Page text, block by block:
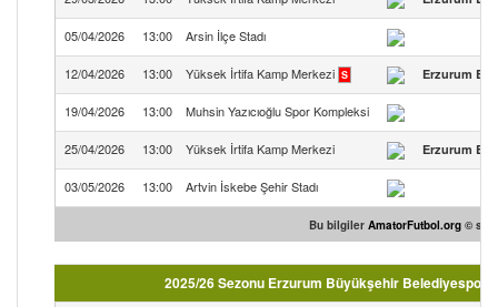
05/04/2026 13:00 Arsin İlçe Stadı
12/04/2026 13:00 Yüksek İrtifa Kamp Merkezi S Erzurum
19/04/2026 13:00 Muhsin Yazıcıoğlu Spor Kompleksi
25/04/2026 13:00 Yüksek İrtifa Kamp Merkezi Erzurum
03/05/2026 13:00 Artvin İskebe Şehir Stadı
Bu bilgiler AmatorFutbol.org©
2025/26 Sezonu Erzurum Büyükşehir Belediyespor